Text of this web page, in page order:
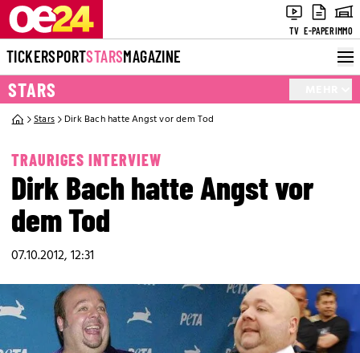
TV E-PAPERIMMO
TICKERSPORTSTARSMAGAZINE
STARS
Stars Dirk Bach hatte Angst vor dem Tod
TRAURIGES INTERVIEW
Dirk Bach hatte Angst vor
dem Tod
07.10.2012, 12:31